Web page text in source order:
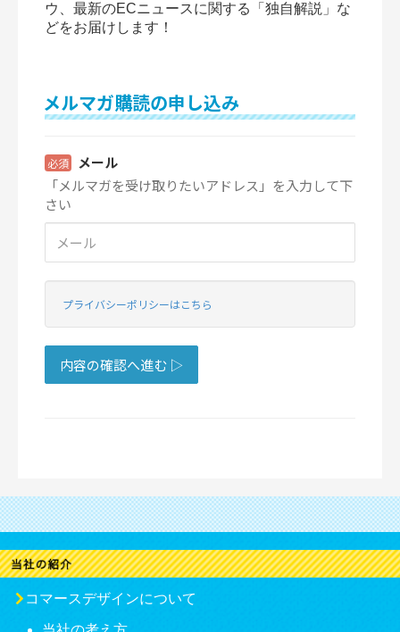
ウ、最新のECニュースに関する「独自解説」な
どをお届けします！
コマースデザインについて